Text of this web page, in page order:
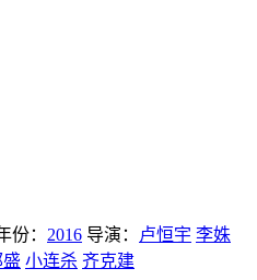
份： 2016 导演： 卢恒宇 李姝
小连杀 齐克建